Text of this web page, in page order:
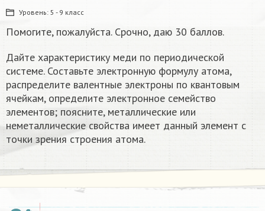
Уровень: 5 - 9 класс
Помогите, пожалуйста. Срочно, даю 30 баллов.
Дайте характеристику меди по периодической
системе. Составьте электронную формулу атома,
распределите валентные электроны по квантовым
ячейкам, определите электронное семейство
элементов; поясните, металлические или
неметаллические свойства имеет данный элемент с
точки зрения строения атома.